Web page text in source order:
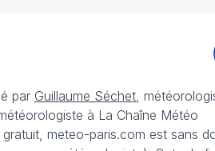
par Guillaume Séchet,
à La Chaîne Météo
meteo-paris.com est sans